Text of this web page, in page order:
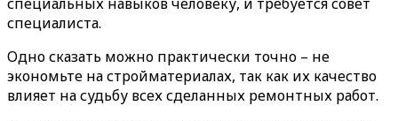
специалиста.
Одно сказать можно практически точно – не
экономьте на стройматериалах, так как их качество
влияет на судьбу всех сделанных ремонтных работ.